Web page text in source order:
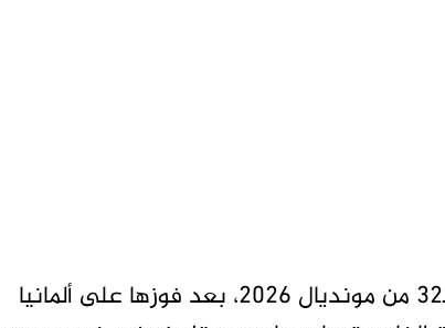
متابعات – تاق برس – تأهلت الإكوادور إلى دور الـ32 من مونديال 2026، بعد فوزها على ألمانيا